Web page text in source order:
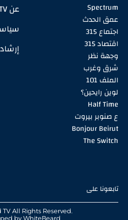
Spectrum
عمق الحدث
اجتماع 315
اقتصاد 315
وجهة نظر
شرق وغرب
الملف 101
لوين رايحين؟
Half Time
ع صنوبر بيروت
Bonjour Beirut
The Switch
عن Red TV
تابعونا على
All Rights Reserved.
byWhiteBeard